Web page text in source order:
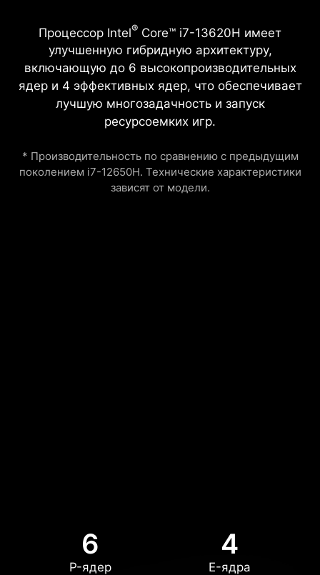
Процессор Intel® Core™ i7-13620H имеет
улучшенную гибридную архитектуру,
включающую до 6 высокопроизводительных
ядер и 4 эффективных ядер, что обеспечивает
лучшую многозадачность и запуск
ресурсоемких игр.
* Производительность по сравнению с предыдущим
поколением i7-12650H. Технические характеристики
зависят от модели.
6
P-ядер
4
E-ядра